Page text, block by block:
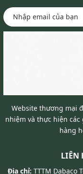
Website thương mại
nhiệm và thực hiện
hàng
LIÊN
Địa chỉ: TTTM Dabaco